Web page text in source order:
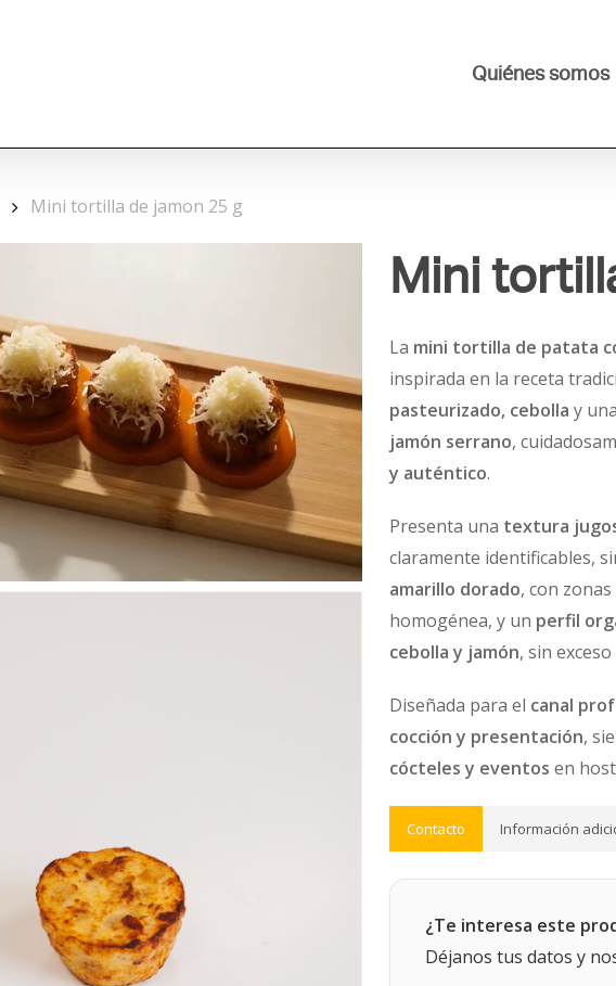
Quiénes somos
Mini tortilla de jamon 25 g
Mini
La mini tortilla de patata
inspirada en la receta
pasteurizado, cebolla y
jamón serrano,
y auténtico.
Presenta una textura
claramente identificables,
amarillo dorado, con
homogénea, y un perfil
cebolla y jamón, sin
Diseñada para el canal
cocción y presentación,
cócteles y eventos en
Contacto Información
¿Te interesa este
Déjanos tus datos y